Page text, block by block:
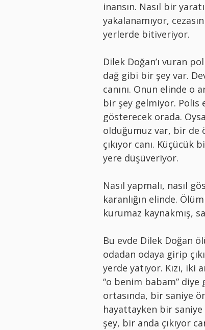
inansın. Nasıl bir
yakalanamıyor,
yerlerde bitiveriyor.
Dilek Doğan’ı vuran
dağ gibi bir şey var.
canını. Onun elinde o
bir şey gelmiyor. Polis
gösterecek orada.
olduğumuz var, bir de
çıkıyor canı.
yere düşüveriyor.
Nasıl yapmalı, nasıl
karanlığın elinde.
kurumaz kaynakmış,
Bu evde Dilek Doğan
odadan odaya girip
yerde yatıyor. Kızı, iki
“o benim babam” diye
ortasında, bir saniye
hayattayken bir
şey, bir anda çıkıyor